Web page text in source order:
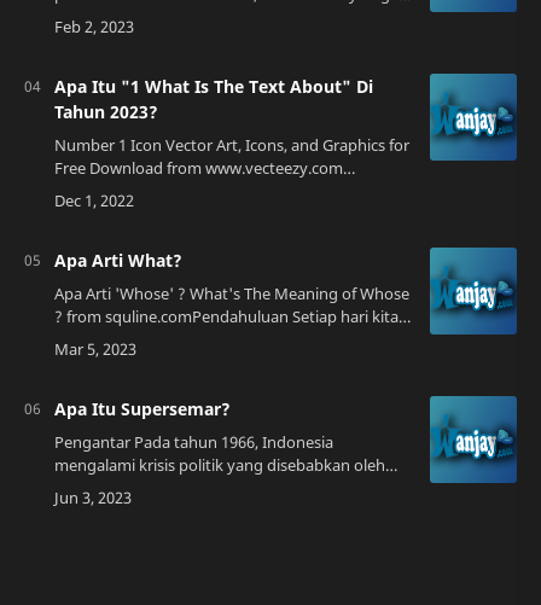
caught up in the chaos and lose track of our
thoughts. That's why mindfulness pract…
Apa Itu "1 What Is The Text About" Di
Tahun 2023?
Number 1 Icon Vector Art, Icons, and Graphics for
Free Download from www.vecteezy.com
Pengenalan Pada tahun 2023, "1 What is the text
about" menjadi topik yang sangat populer d…
Apa Arti What?
Apa Arti 'Whose' ? What's The Meaning of Whose
? from squline.comPendahuluan Setiap hari kita
pasti menggunakan bahasa Inggris dalam
kehidupan sehari-hari. Tetapi…
Apa Itu Supersemar?
Pengantar Pada tahun 1966, Indonesia
mengalami krisis politik yang disebabkan oleh
konflik antara Presiden Sukarno dan militer.
Untuk mengatasi krisis tersebut, Sukarno